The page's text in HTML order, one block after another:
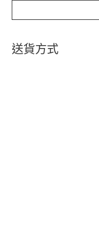
送貨方式
1. 送貨到府（受衛生署條例